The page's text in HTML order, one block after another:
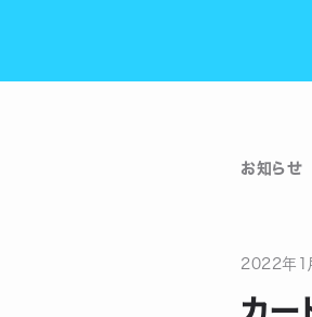
お知らせ
2022年
カー